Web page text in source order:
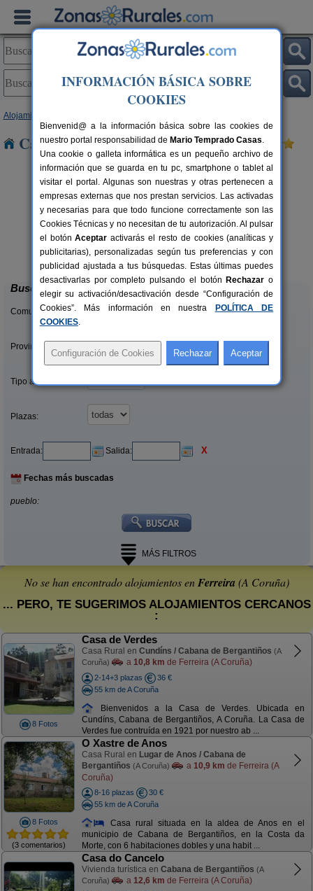
Alojamientos
Casas Rurales cerca de Ferreira
3 pers.
desde27 €
Casa Covadiña
Camariñas (A Coruña)
Buscar
Comunidades:
Provincias/Islas:
Tipo alquiler:
Plazas:
Entrada: Salida: X
Fechas más buscadas
pueblo:
MÁS FILTROS
No se han encontrado alojamientos enFerreira (A Coruña)
... PERO, TE SUGERIMOS ALOJAMIENTOS CERCANOS
:
8 Fotos
Casa de Verdes
Casa Rural en Cundíns / Cabana de Bergantiños (A
Coruña)
a 10,8 km de Ferreira (A Coruña)
2-14+3 plazas
36 €
55 km de A Coruña
Bienvenidos a la Casa de Verdes. Ubicada en
Cundíns, Cabana de Bergantiños, A Coruña. La Casa de
Verdes fue contruída en 1921 por nuestro ab ...
8 Fotos
(3 comentarios)
O Xastre de Anos
Casa Rural en Lugar de Anos / Cabana de
Bergantiños (A Coruña) a 10,9 km de Ferreira (A
Coruña)
8-16 plazas
30 €
55 km de A Coruña
Casa rural situada en la aldea de Anos en el
municipio de Cabana de Bergantiños, en la Costa da
Morte, con 6 habitaciones dobles y una habit ...
Casa do Cancelo
Vivienda turística en Cabana de Bergantiños (A
Coruña)
a 12,6 km de Ferreira (A Coruña)
INFORMACIÓN BÁSICA SOBRE
COOKIES
Bienvenid@ a la información básica sobre las cookies de
nuestro portal responsabilidad de Mario Temprado Casas.
Una cookie o galleta informática es un pequeño archivo de
información que se guarda en tu pc, smartphone o tablet al
visitar el portal. Algunas son nuestras y otras pertenecen a
empresas externas que nos prestan servicios. Las activadas
y necesarias para que todo funcione correctamente son las
Cookies Técnicas y no necesitan de tu autorización. Al pulsar
el botónAceptar activarás el resto de cookies (analíticas y
publicitarias), personalizadas según tus preferencias y con
publicidad ajustada a tus búsquedas. Estas últimas puedes
desactivarlas por completo pulsando el botón Rechazar o
elegir su activación/desactivación desde “Configuración de
Cookies”. Más información en nuestra
POLÍTICA DE
COOKIES.